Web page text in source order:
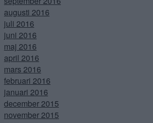
augusti 2016
juli 2016
juni 2016
maj 2016
april 2016
mars 2016
februari 2016
januari 2016
december 2015
november 2015